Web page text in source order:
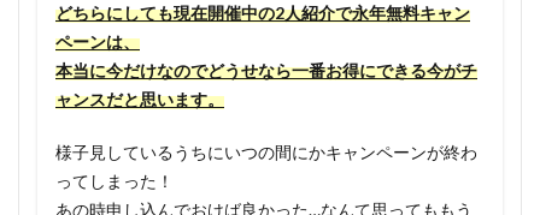
どちらにしても現在開催中の2人紹介で永年無料キャン
ペーンは、
本当に今だけなのでどうせなら一番お得にできる今がチ
ャンスだと思います。
様子見しているうちにいつの間にかキャンペーンが終わ
ってしまった！
あの時申し込んでおけば良かった…なんて思ってももう